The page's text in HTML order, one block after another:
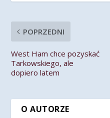
POPRZEDNI
West Ham chce pozyskać
Tarkowskiego, ale
dopiero latem
O AUTORZE